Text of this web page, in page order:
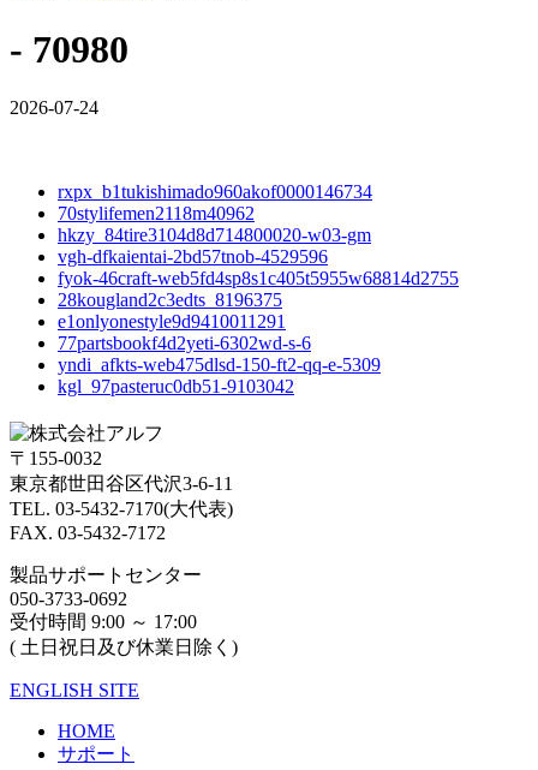
- 70980
2026-07-24
rxpx_b1tukishimado960akof0000146734
70stylifemen2118m40962
hkzy_84tire3104d8d714800020-w03-gm
vgh-dfkaientai-2bd57tnob-4529596
fyok-46craft-web5fd4sp8s1c405t5955w68814d2755
28kougland2c3edts_8196375
e1onlyonestyle9d9410011291
77partsbookf4d2yeti-6302wd-s-6
yndi_afkts-web475dlsd-150-ft2-qq-e-5309
kgl_97pasteruc0db51-9103042
〒155-0032
東京都世田谷区代沢3-6-11
TEL. 03-5432-7170(大代表)
FAX. 03-5432-7172
製品サポートセンター
050-3733-0692
受付時間 9:00 ～ 17:00
( 土日祝日及び休業日除く)
ENGLISH SITE
HOME
サポート